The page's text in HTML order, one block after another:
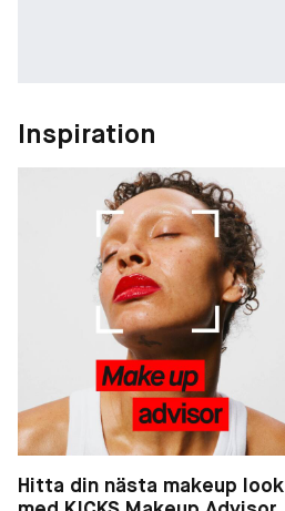
Inspiration
Hitta din nästa makeup look